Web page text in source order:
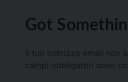
Got
Il tuo indirizzo email non
campi obbligatori sono